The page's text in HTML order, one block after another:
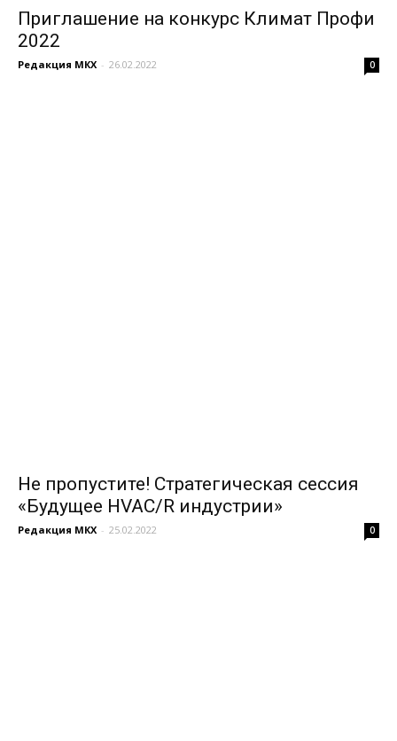
Приглашение на конкурс Климат Профи
2022
Редакция МКХ - 26.02.2022 0
Не пропустите! Стратегическая сессия
«Будущее HVAC/R индустрии»
Редакция МКХ - 25.02.2022 0